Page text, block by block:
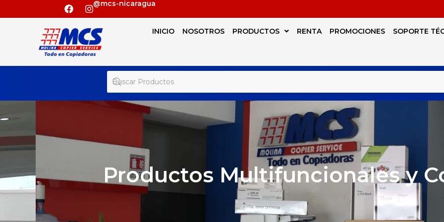
@mcs-nicaragua
INICIO NOSOTROS PRODUCTOS RENTA PROMOCIONES SOPORTE
Productos Multifuncionales y